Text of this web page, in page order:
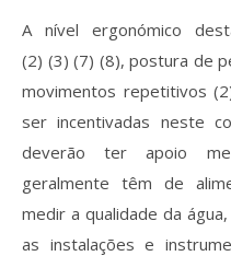
A nível ergonómico
(2) (3) (7) (8), postura de
movimentos repetitivos
ser incentivadas neste
deverão ter apoio
geralmente têm de
medir a qualidade da
as instalações e